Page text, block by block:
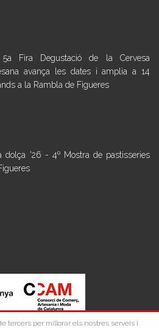
5a Fira Degustació de la Cervesa
avança les dates i amplia a 14
a la Rambla de Figueres
dolça '26 - 4º Mostra de pastisseries
tercers per millorar els nostres serveis i